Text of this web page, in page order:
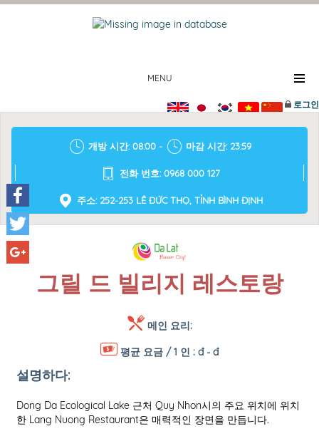
MENU
로그인
개방 시간: 08:00 - 마감 시간: 23:59
전화 번호: 0968 000 127
주소: 252-253 LÊ ĐỨC THỌ, TỈNH BÌNH ĐỊNH
그릴 드 빌리지 레스토랑
메인 요리:
평균 요금 / 1 인 : đ - đ
설명하다:
Dong Da Ecological Lake 근처 Quy Nhon시의 주요 위치에 위치
한 Lang Nuong Restaurant은 매력적인 장면을 만듭니다.
Facebook
Twitter
Google+